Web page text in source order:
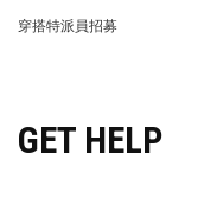
穿搭特派員招募
GET HELP